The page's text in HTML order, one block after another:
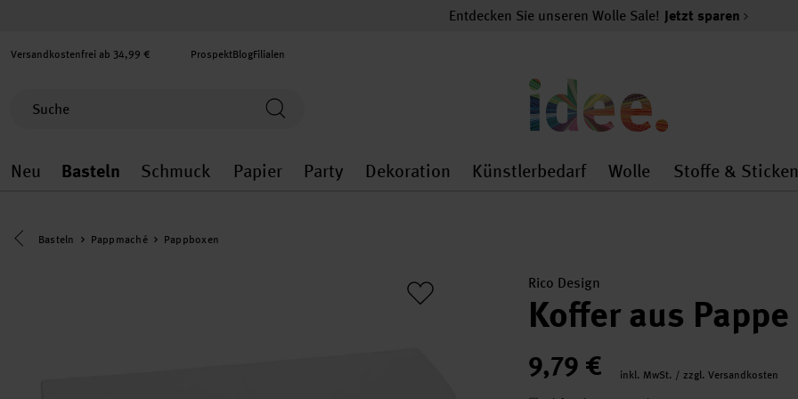
Entdecken Sie unseren Wolle Sale! Jetzt sparen
Versandkostenfrei ab 34,99 € ProspektBlogFilialen
Neu
Neu general.openMenu
Basteln
Basteln general.openMenu
Schmuck
Schmuck general.openMenu
Papier
Papier general.openMenu
Party
Party general.openMenu
Dekoration
Dekoration general.openMenu
Künstlerbedarf
Künstlerbedarf
Wolle
Wolle
Stoffe & Sticken
Eine Kategorie zurück navigieren
Basteln Pappmaché Pappboxen
Rico Design
Koffer aus
9,79 €
inkl. MwSt. / zzgl. Versandkosten